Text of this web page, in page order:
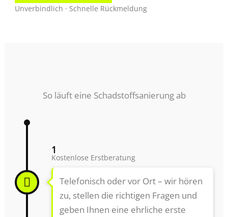
Unverbindlich · Schnelle Rückmeldung
So läuft eine Schadstoffsanierung ab
1
Kostenlose Erstberatung
Telefonisch oder vor Ort – wir hören
zu, stellen die richtigen Fragen und
geben Ihnen eine ehrliche erste